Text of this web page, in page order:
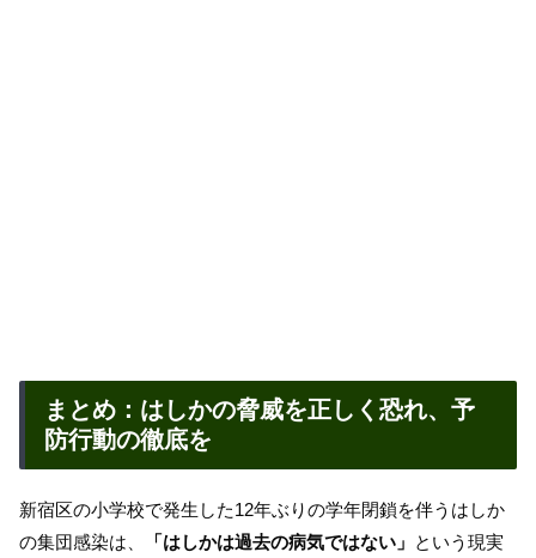
まとめ：はしかの脅威を正しく恐れ、予
防行動の徹底を
新宿区の小学校で発生した12年ぶりの学年閉鎖を伴うはしか
の集団感染は、
「はしかは過去の病気ではない」 という現実